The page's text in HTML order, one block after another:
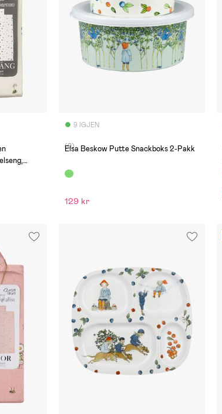
9 IGJEN
(0)
Elsa Beskow Putte Snackboks 2-Pakk
129 kr